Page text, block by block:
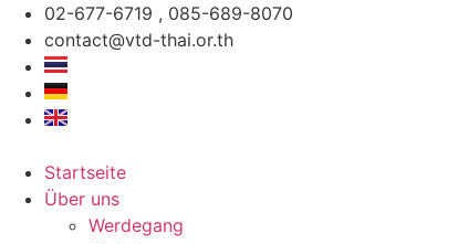
Zum
Inhalt
springen
02-677-6719 , 085-689-8070
contact@vtd-thai.or.th
Startseite
Über uns
Werdegang